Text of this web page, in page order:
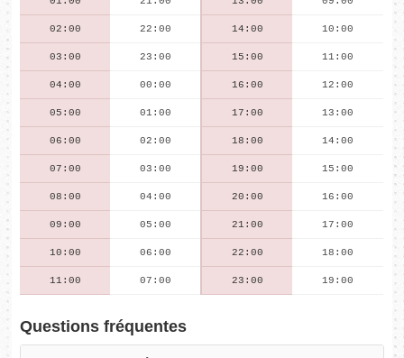
02:00 22:00 14:00 10:00
03:00 23:00 15:00 11:00
04:00 00:00 16:00 12:00
05:00 01:00 17:00 13:00
06:00 02:00 18:00 14:00
07:00 03:00 19:00 15:00
08:00 04:00 20:00 16:00
09:00 05:00 21:00 17:00
10:00 06:00 22:00 18:00
11:00 07:00 23:00 19:00
Questions fréquentes